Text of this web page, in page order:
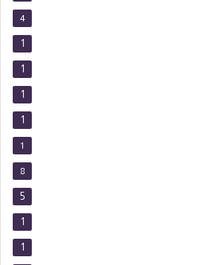
4
1
1
1
1
1
8
5
1
1